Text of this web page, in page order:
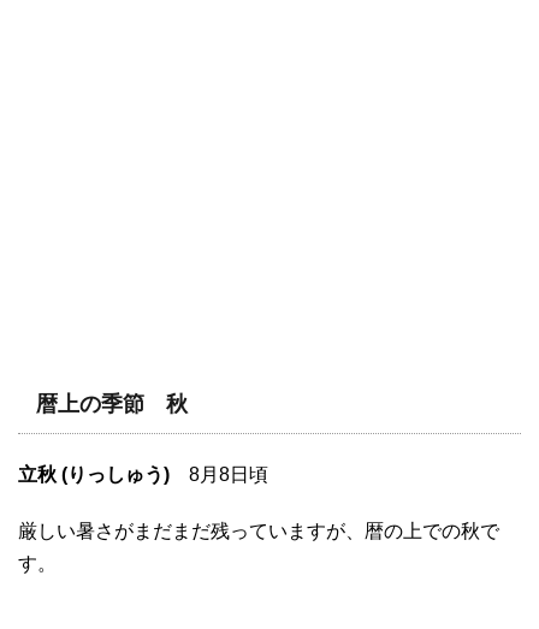
暦上の季節 秋
立秋 (りっしゅう) 8月8日頃
厳しい暑さがまだまだ残っていますが、暦の上での秋で
す。